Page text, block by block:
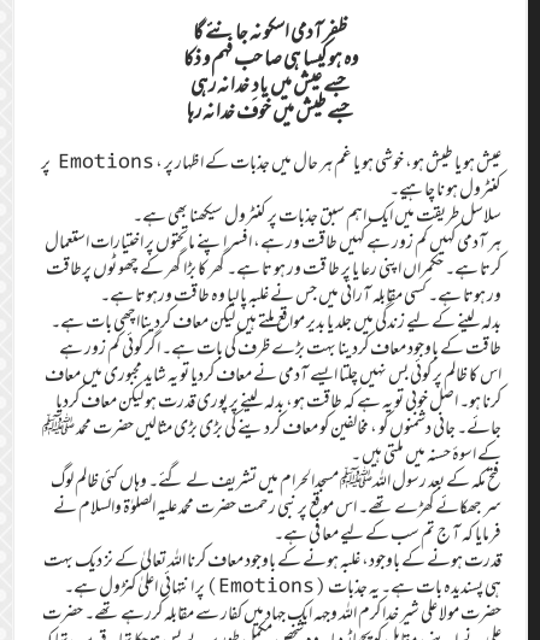
ظفر آدمی اسکو نہ جا نئے گا
وہ ہو کیسا ہی صا حب فہم و ذکا
جسے عیش میں یاد ِ خدا نہ رہی
جسے طیش میں خوف خدا نہ رہا
عیش ہو یا طیش ہو، خوشی ہو یا غم ہر حال میں جذبات کے اظہار پر ، Emotions پر
کنٹرول ہو نا چا ہیے۔
سلاسل طریقت میں ایک اہم سبق جذبات پر کنٹرول سیکھنا بھی ہے۔
ہر آدمی کہیں کم زور ہے کہیں طاقت ور ہے، افسر اپنے ماتحتوں پر اختیارات استعمال
کرتا ہے۔ حکمراں اپنی رعا یا پر طا قت ور ہو تا ہے۔ گھر کا بڑا گھر کے چھو ٹوں پرطاقت
ور ہوتا ہے۔ کسی مقابلہ آرائی میں جس نے غلبہ پا لیا وہ طاقت ورہوتا ہے۔
بدلہ لینے کے لیے زندگی میں جلد یا بدیر مواقع ملتے ہیں لیکن معاف کردینااچھی بات ہے۔
طاقت کے باوجود معاف کردینا بہت بڑے ظرف کی بات ہے۔ اگر کوئی کم زور ہے
اس کا ظالم پر کوئی بس نہیں چلتا ایسے آدمی نے معاف کردیا تو یہ شاید مجبوری میں معاف
کرنا ہو۔ اصل خوبی تو یہ ہے کہ طاقت ہو، بدلہ لینے پر پوری قدرت ہو لیکن معاف کردیا
جائے۔ جانی دشمنوں کو ، مخالفین کو معاف کردینے کی بڑی بڑی مثالیں حضرت محمد ﷺ
کے اسوۂ حسنہ میں ملتی ہیں ۔
فتح مکہ کے بعد رسول اللہﷺ مسجدالحرام میں تشریف لے گئے۔ وہاں کئی ظالم لوگ
سر جھکائے کھڑے تھے۔ اس موقع پر نبی رحمت حضرت محمد علیہ الصلوٰۃ والسلام نے
فرمایا کہ آ ج تم سب کے لیے معا فی ہے۔
قدرت ہونے کے باوجود، غلبہ ہونے کے باوجود معاف کرنا اللہ تعالیٰ کے نز دیک بہت
ہی پسندیدہ بات ہے۔ یہ جذبات (Emotions) پر انتہائی اعلیٰ کنڑول ہے۔
حضرت مولا علی شیر خدا کرم اللہ وجہہ ایک جہاد میں کفار سے مقابلہ کررہے تھے۔ حضرت